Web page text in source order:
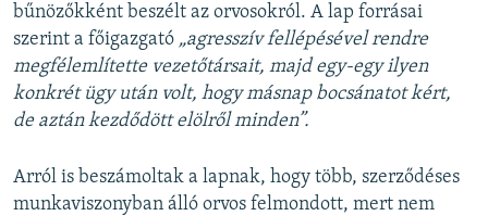
bűnözőkként beszélt az orvosokról. A lap forrásai
szerint a főigazgató „agresszív fellépésével rendre
megfélemlítette vezetőtársait, majd egy-egy ilyen
konkrét ügy után volt, hogy másnap bocsánatot kért,
de aztán kezdődött elölről minden”.
Arról is beszámoltak a lapnak, hogy több, szerződéses
munkaviszonyban álló orvos felmondott, mert nem